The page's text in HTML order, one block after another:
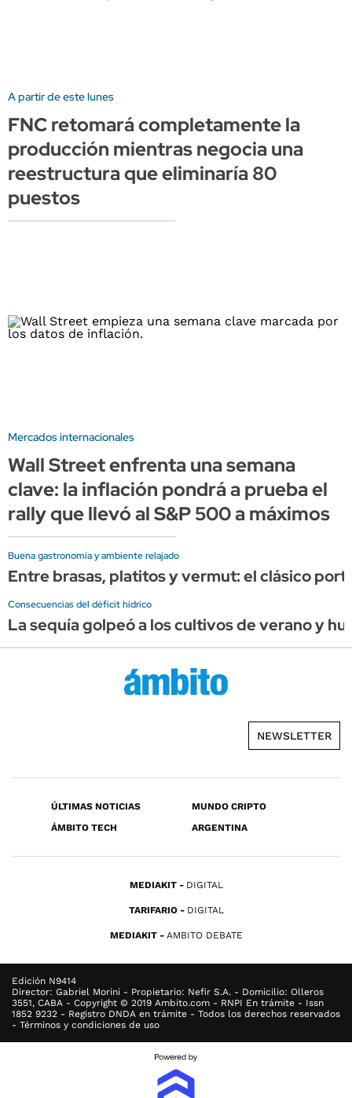
A partir de este lunes
FNC retomará completamente la
producción mientras negocia una
reestructura que eliminaría 80
puestos
Mercados internacionales
Wall Street enfrenta una semana
clave: la inflación pondrá a prueba el
rally que llevó al S&P 500 a máximos
Buena gastronomía y ambiente relajado
Entre brasas, platitos y vermut: el clásico
Consecuencias del déficit hídrico
La sequía golpeó a los cultivos de verano y
NEWSLETTER
ÚLTIMAS NOTICIAS
MUNDO CRIPTO
ÁMBITO TECH
ARGENTINA
MEDIAKIT DIGITAL
TARIFARIO DIGITAL
MEDIAKIT AMBITO DEBATE
Edición N9414
Director: Gabriel Morini - Propietario: Nefir S.A. - Domicilio: Olleros
3551, CABA - Copyright © 2019 Ambito.com - RNPI En trámite - Issn
1852 9232 - Registro DNDA en trámite - Todos los derechos reservados
- Términos y condiciones de uso